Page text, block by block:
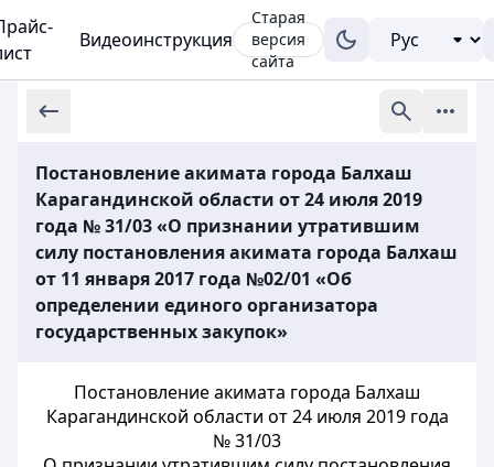
Видеоинструкция
Старая
версия
сайта
Постановление акимата города Балхаш
Карагандинской области от 24 июля 2019
года № 31/03 «О признании утратившим
силу постановления акимата города Балхаш
от 11 января 2017 года №02/01 «Об
определении единого организатора
государственных закупок»
Постановление акимата города Балхаш
Карагандинской области от 24 июля 2019 года
№ 31/03